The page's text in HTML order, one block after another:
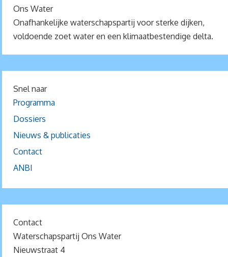
Ons Water
Onafhankelijke waterschapspartij voor sterke dijken,
voldoende zoet water en een klimaatbestendige delta.
Snel naar
Programma
Dossiers
Nieuws & publicaties
Contact
ANBI
Contact
Waterschapspartij Ons Water
Nieuwstraat 4